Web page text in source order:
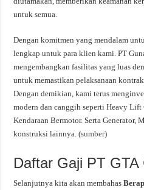
untuk semua.
Dengan komitmen yang mendalam
lengkap untuk para klien kami. PT
mengembangkan fasilitas yang luas
untuk memastikan pelaksanaan
Dengan demikian, kami terus
modern dan canggih seperti Heavy
Kendaraan Bermotor. Serta Generator,
konstruksi lainnya. (sumber)
Daftar Gaji PT GTA
Selanjutnya kita akan membahas